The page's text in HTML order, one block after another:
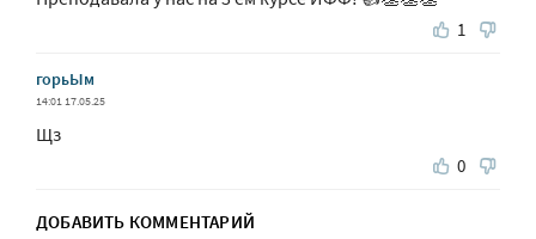
1
горьЫм
14:01 17.05.25
Щз
0
ДОБАВИТЬ КОММЕНТАРИЙ